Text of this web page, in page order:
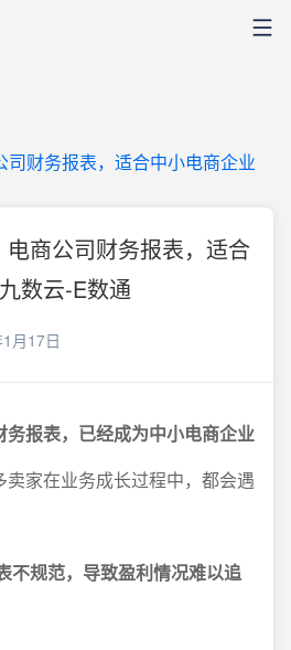
司财务报表，适合中小电商企业
商公司财务报表，适合
数云-E数通
月17日
务报表，已经成为中小电商企业
卖家在业务成长过程中，都会遇
不规范，导致盈利情况难以追